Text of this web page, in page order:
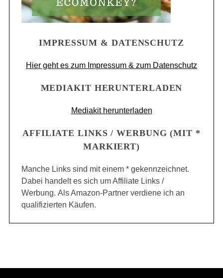
IMPRESSUM & DATENSCHUTZ
Hier geht es zum Impressum & zum Datenschutz
MEDIAKIT HERUNTERLADEN
Mediakit herunterladen
AFFILIATE LINKS / WERBUNG (MIT *
MARKIERT)
Manche Links sind mit einem * gekennzeichnet.
Dabei handelt es sich um Affiliate Links /
Werbung. Als Amazon-Partner verdiene ich an
qualifizierten Käufen.